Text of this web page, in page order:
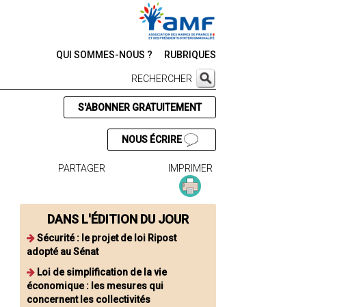
QUI SOMMES-NOUS ? RUBRIQUES
RECHERCHER
S'ABONNER GRATUITEMENT
NOUS ÉCRIRE
PARTAGER IMPRIMER
DANS L'ÉDITION DU JOUR
Sécurité : le projet de loi Ripost
adopté au Sénat
Loi de simplification de la vie
économique : les mesures qui
concernent les collectivités